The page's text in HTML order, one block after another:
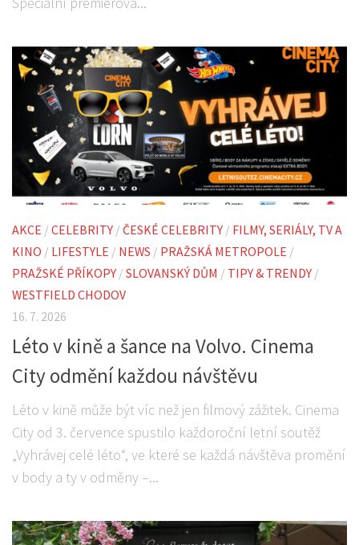
AKCE / CELEBRITY / ČESKÉ CELEBRITY / FILMY, SERIÁLY, TV A
KINO / LIFESTYLE / NEWS / PRAŽSKÁ METROPOLE /
PRAŽSKÉ PŘÍKOPY / SLOVANSKÝ DŮM / TIPY & TRENDY /
WESTFIELD CHODOV
16. 7. 2026
Léto v kině a šance na Volvo. Cinema
City odmění každou návštěvu
Léto v kině může být víc než jen filmový zážitek. Cinema
City od 3. července spustilo každoroční letní soutěž
„Vyhrávej celé léto“, ve které se každá návštěva promění
v body a ty v odměny –...